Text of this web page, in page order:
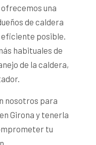
una
de caldera
eficiente posible.
habituales de
de la caldera,
nosotros para
Girona y tenerla
tu